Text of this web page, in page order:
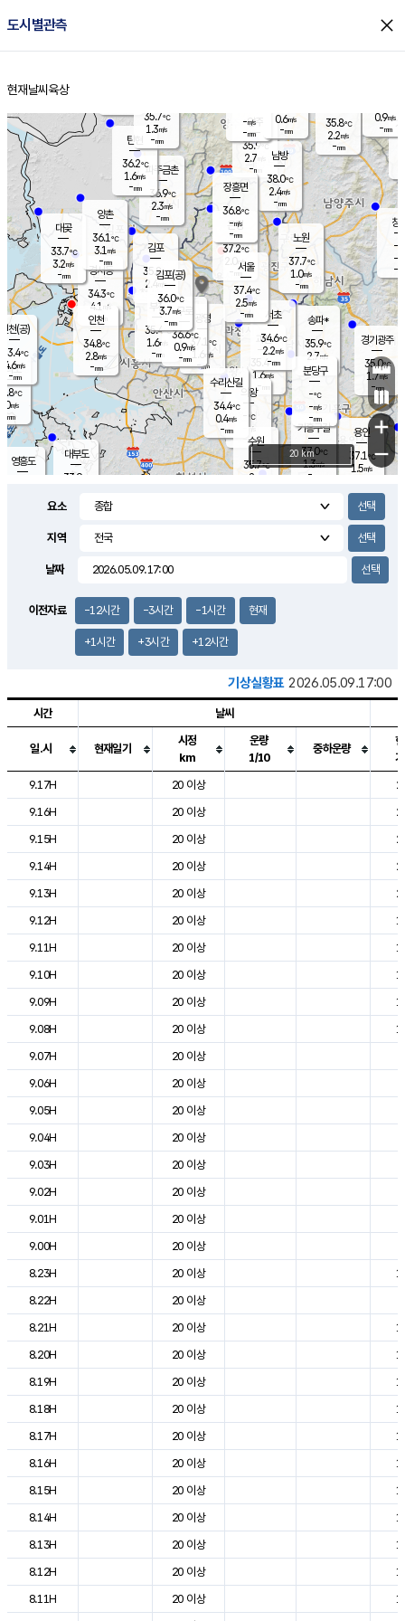
도시별관측 close
홈
현재날씨 육상
의도
℃
m/s
mm
영흥도
양주
35.9℃
2.7
-mm
과천
35.4℃
1.6m/s
- mm
용인
37.1℃
1.5m/s
경기광주
35.0℃
1.7m/s
-mm
2.1m/s
대부도
33.9
경서동
34.3℃
4.1 m/s
-mm
파주금촌
36.9℃
2.3m/s
-mm
35.8℃
2.2m/s
-mm
대곶
33.7℃
3.2m/s
-mm
창
-
-m/
-
탄현
36.2℃
1.6m/s
-mm
0.9m/s
-mm
의왕
- ℃
m/s
mm
김포
35.8℃
2.4 m/s
mm
광명
37.1
℃
1.6 m/s
-mm
부천
35.4℃
1.6m/s
-mm
양촌
36.1℃
3.1 m/s
-mm
구로
36.6℃
0.9m/s
-mm
은평
37.2℃
2.0 m/s
- mm
노원
37.7℃
1.0m/s
-mm
송파*
35.9℃
2.7m/s
-mm
서초
34.6℃
2.2m/s
-mm
남방
38.0℃
2.4m/s
-mm
기흥구갈
37.0℃
1.3m/s
-
수리산길
34.4℃
0.4m/s
-mm
분당구
-℃
-m/s
-mm
장흥면
36.8℃
-m/s
-mm
-m/s
-mm
인천(공)
33.4℃
4.6m/s
-mm
김포(공)
36.0℃
3.7m/s
-mm
수원
35.7℃
2 m/s
인천
34.8℃
2.8m/s
-mm
서울
37.4℃
2.5m/s
-mm
35.7℃
1.3m/s
-mm
0.6m/s
-mm
+
−
20 km
요소
지역
날짜
이전자료 -12시간 -3시간 -1시간 현재
+1시간 +3시간 +12시간
기상실황표 2026.05.09.17:00
도시별 기상실황표로 지점, 날씨, 기온, 강수, 바람, 기압등을 안내한 표입
시간 날씨
일.시 현재일기
시정
km
운량
1/10
중하운량
9.17H
20 이상
9.16H
20 이상
9.15H
20 이상
9.14H
20 이상
9.13H
20 이상
9.12H
20 이상
9.11H
20 이상
9.10H
20 이상
9.09H
20 이상
9.08H
20 이상
9.07H
20 이상
9.06H
20 이상
9.05H
20 이상
9.04H
20 이상
9.03H
20 이상
9.02H
20 이상
9.01H
20 이상
9.00H
20 이상
8.23H
20 이상
8.22H
20 이상
8.21H
20 이상
8.20H
20 이상
8.19H
20 이상
8.18H
20 이상
8.17H
20 이상
8.16H
20 이상
8.15H
20 이상
8.14H
20 이상
8.13H
20 이상
8.12H
20 이상
8.11H
20 이상